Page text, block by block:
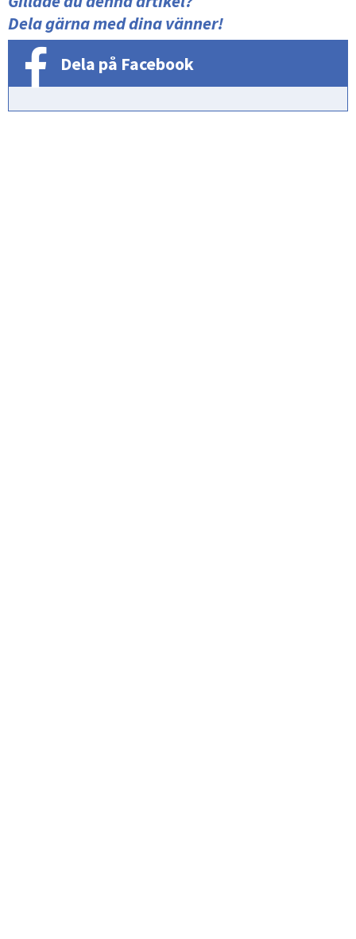
Dela gärna med dina vänner!
Dela på Facebook